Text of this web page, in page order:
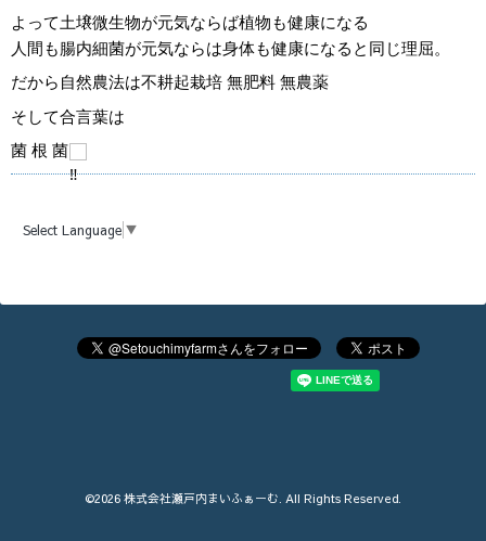
よって土壌微生物が元気ならば植物も健康になる
人間も腸内細菌が元気ならは身体も健康になると同じ理屈。
だから自然農法は不耕起栽培 無肥料 無農薬
そして合言葉は
菌 根 菌
Select Language ▼
©2026 株式会社瀬戸内まいふぁーむ. All Rights Reserved.